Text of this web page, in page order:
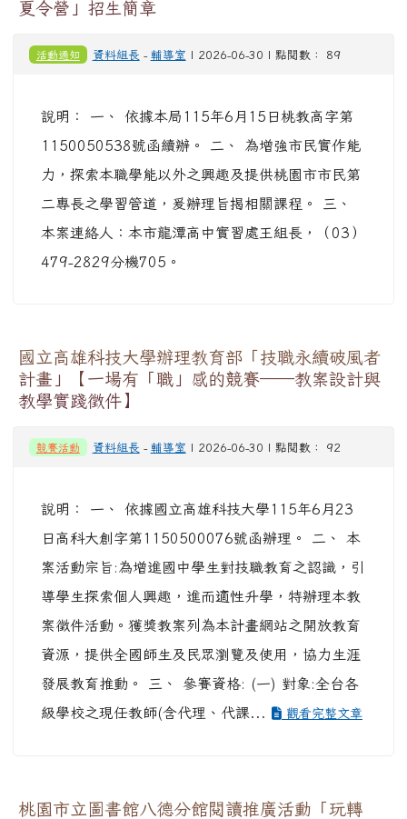
夏令營」招生簡章
活動通知 資料組長 - 輔導室 | 2026-06-30 | 點閱數： 89
說明： 一、 依據本局115年6月15日桃教高字第
1150050538號函續辦。 二、 為增強市民實作能
力，探索本職學能以外之興趣及提供桃園市市民第
二專長之學習管道，爰辦理旨揭相關課程。 三、
本案連絡人：本市龍潭高中實習處王組長，（03）
479-2829分機705。
國立高雄科技大學辦理教育部「技職永續破風者
計畫」【一場有「職」感的競賽──教案設計與
教學實踐徵件】
競賽活動 資料組長 - 輔導室 | 2026-06-30 | 點閱數： 92
說明： 一、 依據國立高雄科技大學115年6月23
日高科大創字第1150500076號函辦理。 二、 本
案活動宗旨:為增進國中學生對技職教育之認識，引
導學生探索個人興趣，進而適性升學，特辦理本教
案徵件活動。獲獎教案列為本計畫網站之開放教育
資源，提供全國師生及民眾瀏覽及使用，協力生涯
發展教育推動。 三、 參賽資格: (一) 對象:全台各
級學校之現任教師(含代理、代課...
觀看完整文章
桃園市立圖書館八德分館閱讀推廣活動「玩轉